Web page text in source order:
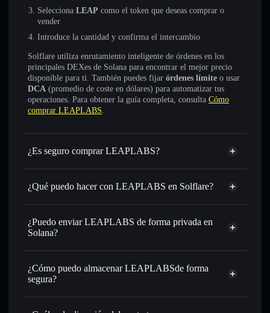
Selecciona LEAP como el token que deseas comprar o
vender
Introduce la cantidad y confirma el intercambio
Solflare utiliza enrutamiento inteligente de órdenes en los
principales DEXes de Solana para encontrar el mejor precio
disponible para ti. También puedes fijar órdenes límite o usar
DCA (promedio de coste en dólares) para automatizar tus
operaciones. Para obtener la guía completa, consulta Cómo
comprar LEAPLABS.
¿Es seguro comprar LEAPLABS?
LEAPLABS no está verificado
¿Qué puedo hacer con LEAPLABS en Solflare?
LEAPLABS
cartera de Solflare
Intercambiar al instante: operar con LEAP para SOL,
USDC o miles de otros tokens de Solana con enrutamiento
tu precio objetivo para LEAP
Utilizar DCA
largo del tiempo
Enviar de forma privada
: transferir LEAP sin vincular
¿Puedo enviar LEAPLABS de forma privada en
Solana?
agregador de privacidad
¿Cómo puedo almacenar LEAPLABSde forma
segura?
LEAPLABS